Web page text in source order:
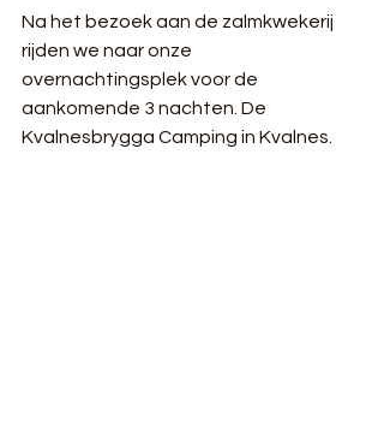
Na het bezoek aan de zalmkwekerij
rijden we naar onze
overnachtingsplek voor de
aankomende 3 nachten. De
Kvalnesbrygga Camping in Kvalnes.